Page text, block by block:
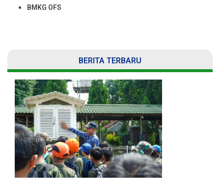
BMKG OFS
BERITA TERBARU